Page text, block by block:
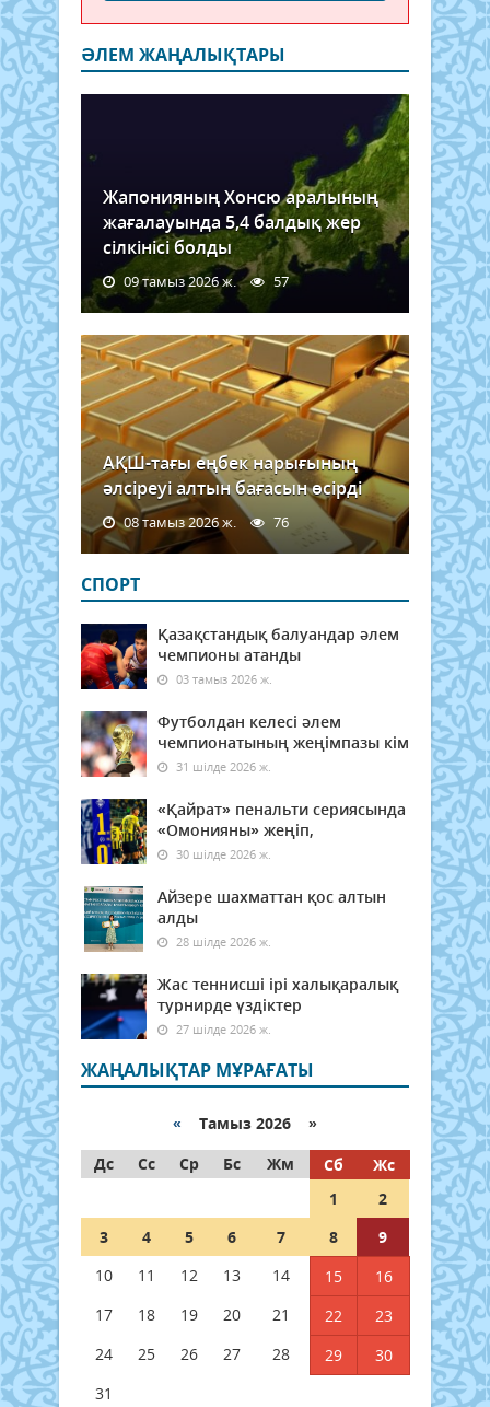
ӘЛЕМ ЖАҢАЛЫҚТАРЫ
Жапонияның Хонсю аралының
жағалауында 5,4 балдық жер
сілкінісі болды
09 тамыз 2026 ж. 57
АҚШ-тағы еңбек нарығының
әлсіреуі алтын бағасын өсірді
08 тамыз 2026 ж. 76
СПОРТ
Қазақстандық балуандар әлем
чемпионы атанды
03 тамыз 2026 ж.
Футболдан келесі әлем
чемпионатының жеңімпазы кім
31 шілде 2026 ж.
«Қайрат» пенальти сериясында
«Омонияны» жеңіп,
30 шілде 2026 ж.
Айзере шахматтан қос алтын
алды
28 шілде 2026 ж.
Жас теннисші ірі халықаралық
турнирде үздіктер
27 шілде 2026 ж.
ЖАҢАЛЫҚТАР МҰРАҒАТЫ
« Тамыз 2026 »
Дс
Сс Ср Бс Жм Сб
Жс
1
2
3
4 5 6 7 8
9
10
11 12 13 14 15
16
17
18 19 20 21 22
23
24
25 26 27 28 29
30
31